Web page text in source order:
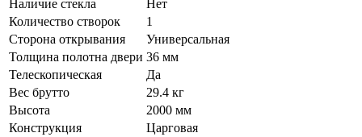
Наличие стекла
Нет
Количество створок
1
Сторона открывания
Универсальная
Толщина полотна двери 36 мм
Телескопическая
Да
Вес брутто
29.4 кг
Высота
2000 мм
Конструкция
Царговая